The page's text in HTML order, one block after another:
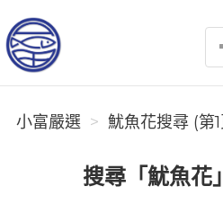
小富嚴選
小富嚴選 魷魚花搜尋 (第1
搜尋「魷魚花